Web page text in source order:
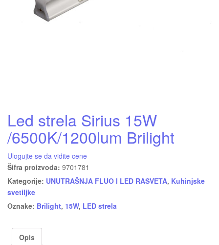
Led strela Sirius 15W
/6500K/1200lum Brilight
Ulogujte se da vidite cene
Šifra proizvoda: 9701781
Kategorije: UNUTRAŠNJA FLUO I LED RASVETA, Kuhinjske
svetiljke
Oznake: Brilight, 15W, LED strela
Opis